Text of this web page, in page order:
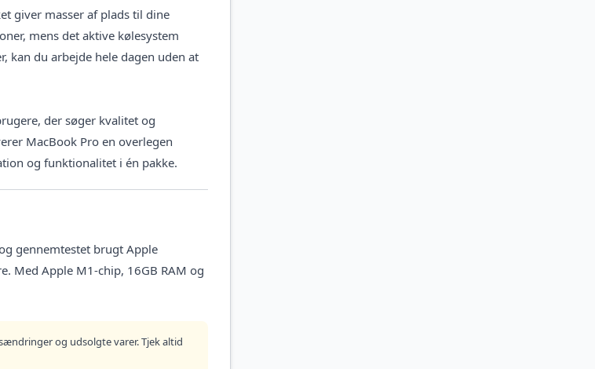
giver masser af plads til dine
mens det aktive kølesystem
kan du arbejde hele dagen uden at
der søger kvalitet og
MacBook Pro en overlegen
og funktionalitet i én pakke.
gennemtestet brugt Apple
Med Apple M1-chip, 16GB RAM og
og udsolgte varer. Tjek altid